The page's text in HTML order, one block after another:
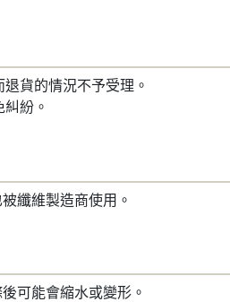
貨的情況不予受理。
紛。
纖維製造商使用。
可能會縮水或變形。